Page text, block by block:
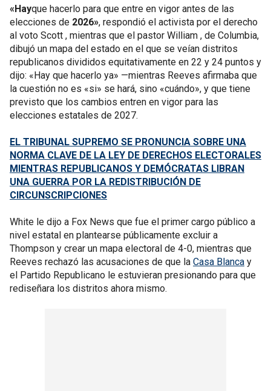
«Hayque hacerlo para que entre en vigor antes de las
elecciones de 2026», respondió el activista por el derecho
al voto Scott , mientras que el pastor William , de Columbia,
dibujó un mapa del estado en el que se veían distritos
republicanos divididos equitativamente en 22 y 24 puntos y
dijo: «Hay que hacerlo ya» —mientras Reeves afirmaba que
la cuestión no es «si» se hará, sino «cuándo», y que tiene
previsto que los cambios entren en vigor para las
elecciones estatales de 2027.
EL TRIBUNAL SUPREMO SE PRONUNCIA SOBRE UNA
NORMA CLAVE DE LA LEY DE DERECHOS ELECTORALES
MIENTRAS REPUBLICANOS Y DEMÓCRATAS LIBRAN
UNA GUERRA POR LA REDISTRIBUCIÓN DE
CIRCUNSCRIPCIONES
White le dijo a Fox News que fue el primer cargo público a
nivel estatal en plantearse públicamente excluir a
Thompson y crear un mapa electoral de 4-0, mientras que
Reeves rechazó las acusaciones de que la Casa Blanca y
el Partido Republicano le estuvieran presionando para que
rediseñara los distritos ahora mismo.